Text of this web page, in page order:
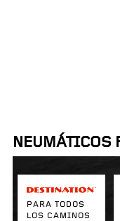
NEUMÁTICOS
PARA TODOS
LOS CAMINOS